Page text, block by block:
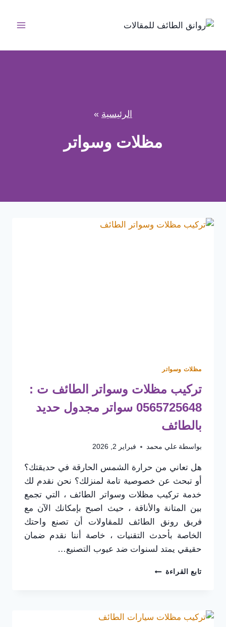
المحتوى
الرئيسية »
مظلات وسواتر
مظلات وسواتر
تركيب مظلات وسواتر الطائف ت :
0565725648 سواتر مجدول حديد
بالطائف
بواسطة علي محمد فبراير 2, 2026
هل تعاني من حرارة الشمس الحارقة في حديقتك؟
أو تبحث عن خصوصية تامة لمنزلك؟ نحن نقدم لك
خدمة تركيب مظلات وسواتر الطائف ، التي تجمع
بين المتانة والأناقة ، حيث اصبح بإمكانك الآن مع
فريق رونق الطائف للمقاولات أن تصنع واحتك
الخاصة بأحدث التقنيات ، خاصة أننا نقدم ضمان
حقيقي يمتد لسنوات ضد عيوب التصنيع…
تابع القراءة تركيب
: